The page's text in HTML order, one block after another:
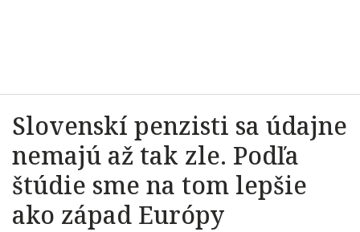
Slovenskí penzisti sa údajne
nemajú až tak zle. Podľa
štúdie sme na tom lepšie
ako západ Európy